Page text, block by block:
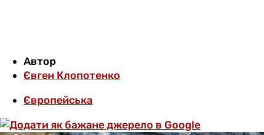
Автор
Євген Клопотенко
Європейська